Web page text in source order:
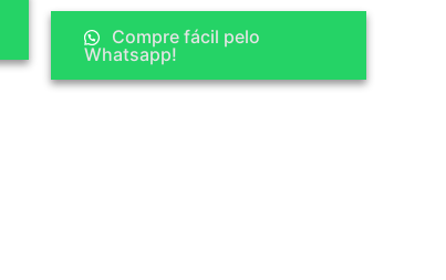
Compre fácil pelo
Whatsapp!